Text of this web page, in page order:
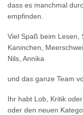
dass es manchmal
empfinden.
Viel Spaß beim Lesen,
Kaninchen,
Nils, Annika
und das ganze Team
Ihr habt Lob, Kritik
oder den neuen